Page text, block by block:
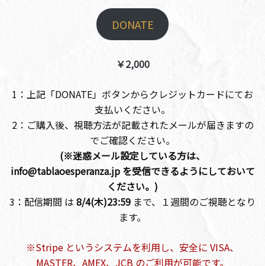
DONATE
￥2,000
1：上記「DONATE」ボタンからクレジットカードにてお
支払いください。
2：ご購入後、視聴方法が記載されたメールが届きますの
でご確認ください。
(※迷惑メール設定している方は、
info@tablaoesperanza.jp を受信できるようにしておいて
ください。)
3：配信期間 は 8/4(木)23:59 まで、１週間のご視聴となり
ます。
※Stripe というシステムを利用し、安全に VISA、
MASTER、AMEX、JCB のご利用が可能です。